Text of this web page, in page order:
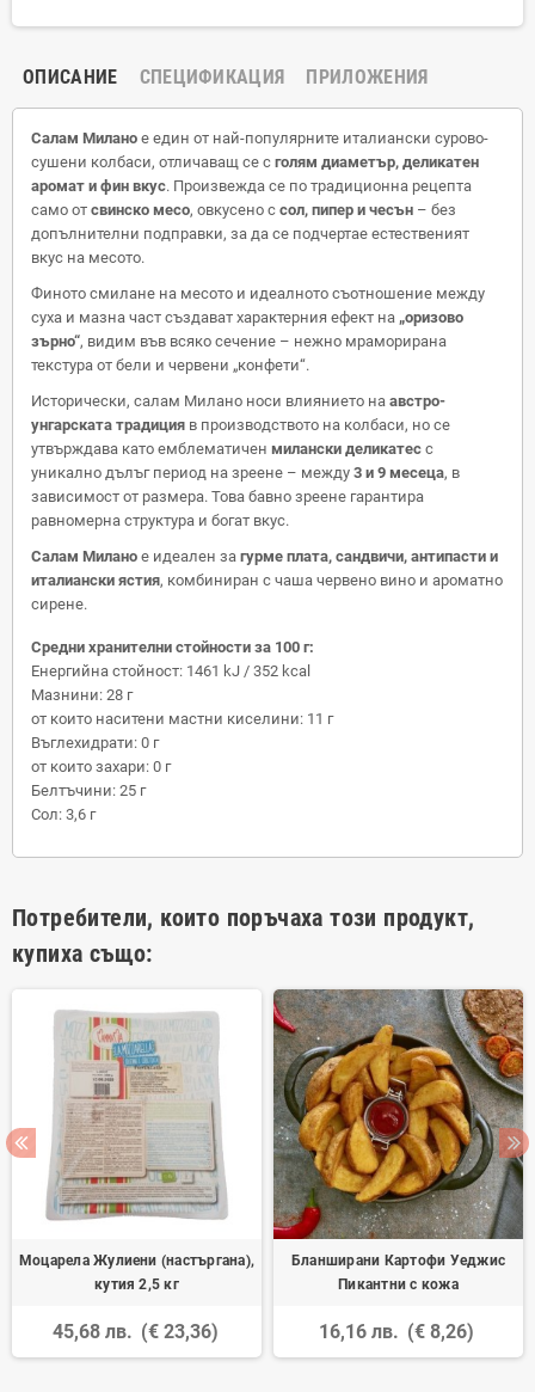
ОПИСАНИЕ СПЕЦИФИКАЦИЯ ПРИЛОЖЕНИЯ
Салам Милано е един от най-популярните италиански сурово-
сушени колбаси, отличаващ се с голям диаметър, деликатен
аромат и фин вкус. Произвежда се по традиционна рецепта
само от свинско месо, овкусено с сол, пипер и чесън – без
допълнителни подправки, за да се подчертае естественият
вкус на месото.
Финото смилане на месото и идеалното съотношение между
суха и мазна част създават характерния ефект на „оризово
зърно“, видим във всяко сечение – нежно мраморирана
текстура от бели и червени „конфети“.
Исторически, салам Милано носи влиянието на австро-
унгарската традиция в производството на колбаси, но се
утвърждава като емблематичен милански деликатес с
уникално дълъг период на зреене – между 3 и 9 месеца, в
зависимост от размера. Това бавно зреене гарантира
равномерна структура и богат вкус.
Салам Милано е идеален за гурме плата, сандвичи, антипасти и
италиански ястия, комбиниран с чаша червено вино и ароматно
сирене.
Средни хранителни стойности за 100 г:
Енергийна стойност: 1461 kJ / 352 kcal
Мазнини: 28 г
от които наситени мастни киселини: 11 г
Въглехидрати: 0 г
от които захари: 0 г
Белтъчини: 25 г
Сол: 3,6 г
Потребители, които поръчаха този продукт,
купиха също:
Моцарела Жулиени (настъргана),
кутия 2,5 кг
45,68 лв. (€ 23,36)
Бланширани Картофи Уеджис
Пикантни с кожа
16,16 лв. (€ 8,26)